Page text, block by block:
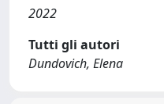
2022
Tutti gli autori
Dundovich, Elena